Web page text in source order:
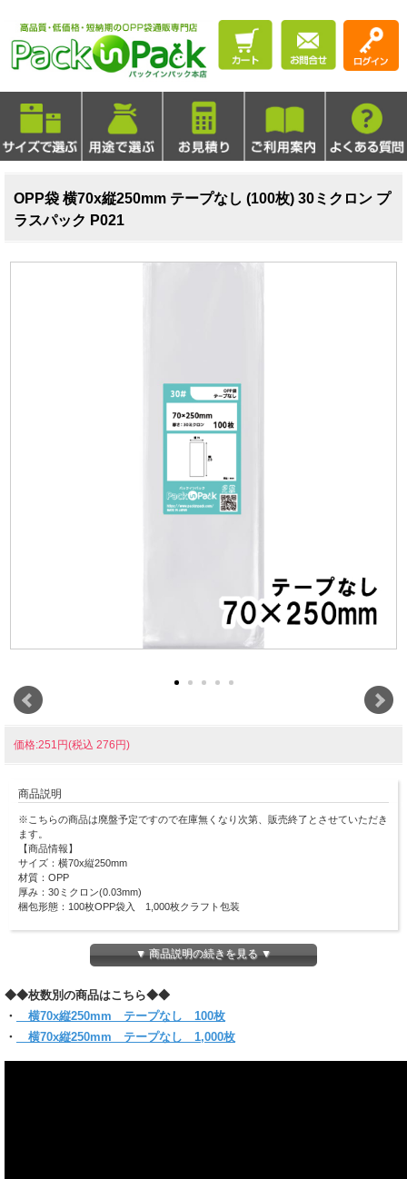
OPP袋 横70x縦250mm テープなし (100枚) 30ミクロン プ
ラスパック P021
価格:251円(税込 276円)
商品説明
※こちらの商品は廃盤予定ですので在庫無くなり次第、販売終了とさせていただき
ます。
【商品情報】
サイズ：横70x縦250mm
材質：OPP
厚み：30ミクロン(0.03mm)
梱包形態：100枚OPP袋入 1,000枚クラフト包装
そのほかにも、文房具や化粧品等の
ラッピングなど多用途に使用できるサイズです！
(お入れになりたい商品によっては入らない場合もございますので、 サイズをお確
かめください)
【クリックポスト対象商品】
▼ 商品説明の続きを見る ▼
◆◆枚数別の商品はこちら◆◆
・
横70x縦250mm テープなし 100枚
・
横70x縦250mm テープなし 1,000枚